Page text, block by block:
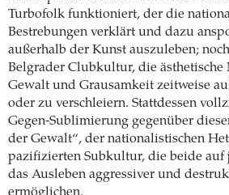
Turbofolk funktioniert, der die
Bestrebungen verklärt und dazu
außerhalb der Kunst auszuleben;
Belgrader Clubkultur, die
Gewalt und Grausamkeit zeitweise
oder zu verschleiern. Stattdessen
Gegen-Sublimierung gegenüber
der Gewalt“, der nationalistischen
pazifizierten Subkultur, die beide auf
das Ausleben aggressiver und